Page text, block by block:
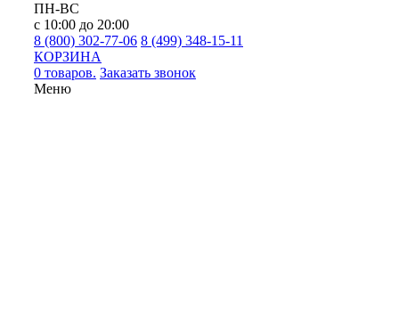
ПН-ВС
с 10:00 до 20:00
8 (800) 302-77-06 8 (499) 348-15-11
КОРЗИНА
0 товаров. Заказать звонок
Меню